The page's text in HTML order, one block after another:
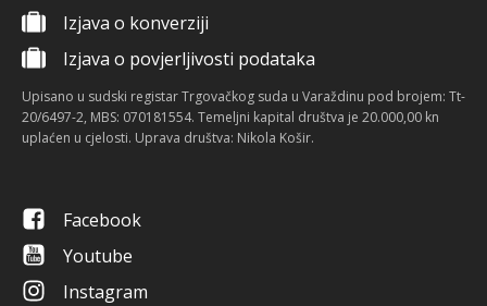
Izjava o konverziji
Izjava o povjerljivosti podataka
Upisano u sudski registar Trgovačkog suda u Varaždinu pod brojem: Tt-
20/6497-2, MBS: 070181554. Temeljni kapital društva je 20.000,00 kn
uplaćen u cjelosti. Uprava društva: Nikola Košir.
Facebook
Youtube
Instagram